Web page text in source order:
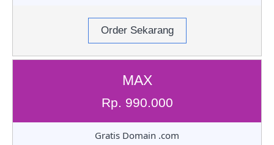
Order Sekarang
MAX
Rp. 990.000
Gratis Domain .com